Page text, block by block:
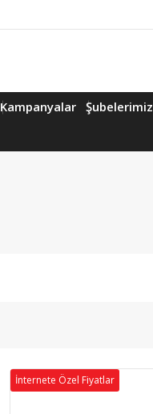
Kampanyalar Şubelerimiz
İnternete Özel Fiyatlar